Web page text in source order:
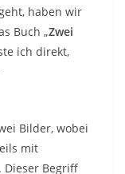
haben wir
Buch „Zwei
ich direkt,
Bilder, wobei
mit
Dieser Begriff